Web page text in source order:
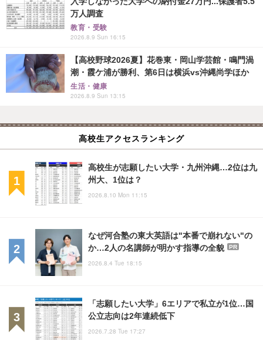
万人調査
教育・受験
2026.8.9 Sun 16:15
【高校野球2026夏】花巻東・岡山学芸館・鳴門渦
潮・霞ケ浦が勝利、第6日は横浜vs沖縄尚学ほか
生活・健康
2026.8.9 Sun 13:15
高校生アクセスランキング
高校生が志願したい大学・九州沖縄…2位は九
州大、1位は？
2026.8.10 Mon 11:15
なぜ河合塾の東大英語は"本番で崩れない"の
か…2人の名講師が明かす指導の全貌
PR
2026.8.4 Tue 18:15
「志願したい大学」6エリアで私立が1位…国
公立志向は2年連続低下
2026.7.28 Tue 17:27